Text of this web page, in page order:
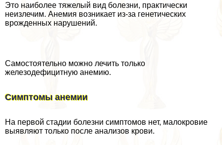
Это наиболее тяжелый вид болезни, пpaктически
неизлечим. Анемия возникает из-за генетических
врожденных нарушений.
Самостоятельно можно лечить только
железодефицитную анемию.
Симптомы анемии
На первой стадии болезни симптомов нет, малокровие
выявляют только после анализов крови.